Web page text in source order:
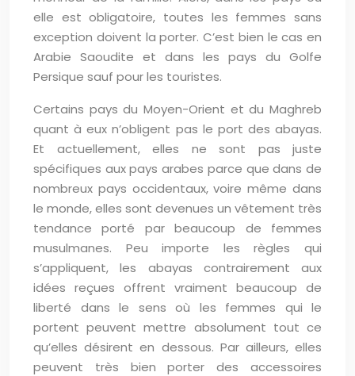
elle est obligatoire, toutes les femmes sans
exception doivent la porter. C’est bien le cas en
Arabie Saoudite et dans les pays du Golfe
Persique sauf pour les touristes.
Certains pays du Moyen-Orient et du Maghreb
quant à eux n’obligent pas le port des abayas.
Et actuellement, elles ne sont pas juste
spécifiques aux pays arabes parce que dans de
nombreux pays occidentaux, voire même dans
le monde, elles sont devenues un vêtement très
tendance porté par beaucoup de femmes
musulmanes. Peu importe les règles qui
s’appliquent, les abayas contrairement aux
idées reçues offrent vraiment beaucoup de
liberté dans le sens où les femmes qui le
portent peuvent mettre absolument tout ce
qu’elles désirent en dessous. Par ailleurs, elles
peuvent très bien porter des accessoires